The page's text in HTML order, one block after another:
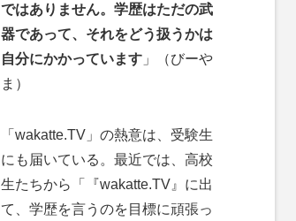
ではありません。学歴はただの武
器であって、それをどう扱うかは
自分にかかっています 」（びーや
ま）
「wakatte.TV」の熱意は、受験生
にも届いている。最近では、高校
生たちから「『wakatte.TV』に出
て、学歴を言うのを目標に頑張っ